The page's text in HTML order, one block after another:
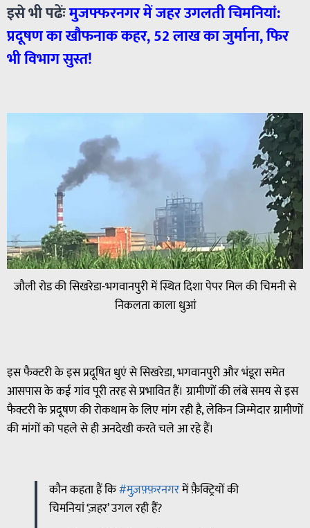
इसे भी पढेंःमुजफ्फरनगरमेंजहरउगलतीचिमनियां:
प्रदूषणकाखौफनाककहर, 52लाखकाजुर्माना,फिर
भीविभागसुस्त!
जौली रोड की सिखरेडा-भगवानपुरी में स्थित दिशा पेपर मिल की चिमनी से
निकलता काला धुआं
इस फैक्टरी के इस प्रदूषित धुएं से सिखरेडा, भगवानपुरी और भंडूरा समेत
आसपास के कई गांव पूरी तरह से प्रभावित हैं। ग्रामीणों की लंबे समय से इस
फैक्टरी के प्रदूषण की रोकथाम के लिए मांग रही है, लेकिन जिम्मेदार ग्रामीणों
की मांगों को पहले से ही अनदेखी करते चले आ रहे हैं।
कौन कहता हैं कि#मुज़फ़्फ़रनगरमें फ़ैक्ट्रियों की
चिमनियां ‘ज़हर’ उगल रही हैं?